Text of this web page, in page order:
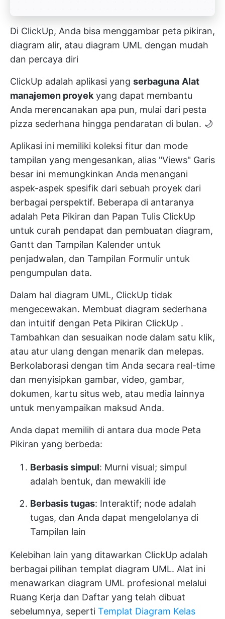
Di ClickUp, Anda bisa menggambar peta pikiran,
diagram alir, atau diagram UML dengan mudah
dan percaya diri
ClickUp adalah aplikasi yang serbaguna Alat
manajemen proyek yang dapat membantu
Anda merencanakan apa pun, mulai dari pesta
pizza sederhana hingga pendaratan di bulan. 🌙
Aplikasi ini memiliki koleksi fitur dan mode
tampilan yang mengesankan, alias "Views" Garis
besar ini memungkinkan Anda menangani
aspek-aspek spesifik dari sebuah proyek dari
berbagai perspektif. Beberapa di antaranya
adalah Peta Pikiran dan Papan Tulis ClickUp
untuk curah pendapat dan pembuatan diagram,
Gantt dan Tampilan Kalender untuk
penjadwalan, dan Tampilan Formulir untuk
pengumpulan data.
Dalam hal diagram UML, ClickUp tidak
mengecewakan. Membuat diagram sederhana
dan intuitif dengan Peta Pikiran ClickUp .
Tambahkan dan sesuaikan node dalam satu klik,
atau atur ulang dengan menarik dan melepas.
Berkolaborasi dengan tim Anda secara real-time
dan menyisipkan gambar, video, gambar,
dokumen, kartu situs web, atau media lainnya
untuk menyampaikan maksud Anda.
Anda dapat memilih di antara dua mode Peta
Pikiran yang berbeda:
Berbasis simpul: Murni visual; simpul
adalah bentuk, dan mewakili ide
Berbasis tugas: Interaktif; node adalah
tugas, dan Anda dapat mengelolanya di
Tampilan lain
Kelebihan lain yang ditawarkan ClickUp adalah
berbagai pilihan templat diagram UML. Alat ini
menawarkan diagram UML profesional melalui
Ruang Kerja dan Daftar yang telah dibuat
sebelumnya, seperti Templat Diagram Kelas